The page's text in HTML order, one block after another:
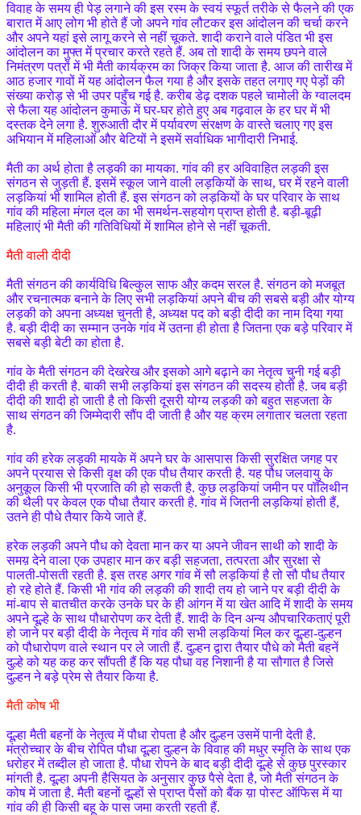
विवाह के समय ही पेड़ लगाने की इस रस्म के स्वयं स्फूर्त तरीके से फैलने की एक
बारात में आए लोग भी होते हैं जो अपने गांव लौटकर इस आंदोलन की चर्चा करने
और अपने यहां इसे लागू करने से नहीं चूकते. शादी कराने वाले पंडित भी इस
आंदोलन का मुफ्त में प्रचार करते रहते हैं. अब तो शादी के समय छपने वाले
निमंत्रण पत्रों में भी मैती कार्यक्रम का जिक्र किया जाता है. आज की तारीख में
आठ हजार गावों में यह आंदोलन फैल गया है और इसके तहत लगाए गए पेड़ों की
संख्या करोड़ से भी उपर पहुँच गई है. करीब डेढ़ दशक पहले चामोली के ग्वालदम
से फैला यह आंदोलन कुमाऊं में घर-घर होते हुए अब गढ़वाल के हर घर में भी
दस्तक देने लगा है. शुरुआती दौर में पर्यावरण संरक्षण के वास्ते चलाए गए इस
अभियान में महिलाओं और बेटियों ने इसमें सर्वाधिक भागीदारी निभाई.
मैती का अर्थ होता है लड़की का मायका. गांव की हर अविवाहित लड़की इस
संगठन से जुड़ती हैं. इसमें स्कूल जाने वाली लड़कियों के साथ, घर में रहने वाली
लड़कियां भी शामिल होती हैं. इस संगठन को लड़कियों के घर परिवार के साथ
गांव की महिला मंगल दल का भी समर्थन-सहयोग प्राप्त होती है. बड़ी-बूढ़ी
महिलाएं भी मैती की गतिविधियों में शामिल होने से नहीं चूकती.
मैती वाली दीदी
मैती संगठन की कार्यविधि बिल्कुल साफ औऱ कदम सरल है. संगठन को मजबूत
और रचनात्मक बनाने के लिए सभी लड़कियां अपने बीच की सबसे बड़ी और योग्य
लड़की को अपना अध्यक्ष चुनती है, अध्यक्ष पद को बड़ी दीदी का नाम दिया गया
है. बड़ी दीदी का सम्मान उनके गांव में उतना ही होता है जितना एक बड़े परिवार में
सबसे बड़ी बेटी का होता है.
गांव के मैती संगठन की देखरेख और इसको आगे बढ़ाने का नेतृत्व चुनी गई बड़ी
दीदी ही करती है. बाकी सभी लड़कियां इस संगठन की सदस्य होती है. जब बड़ी
दीदी की शादी हो जाती है तो किसी दूसरी योग्य लड़की को बहुत सहजता के
साथ संगठन की जिम्मेदारी सौंप दी जाती है और यह क्रम लगातार चलता रहता
है.
गांव की हरेक लड़की मायके में अपने घर के आसपास किसी सुरक्षित जगह पर
अपने प्रयास से किसी वृक्ष की एक पौध तैयार करती है. यह पौध जलवायु के
अनुकूल किसी भी प्रजाति की हो सकती है. कुछ लड़कियां जमीन पर पॉलिथीन
की थैली पर केवल एक पौधा तैयार करती है. गांव में जितनी लड़कियां होती हैं,
उतने ही पौधे तैयार किये जाते हैं.
हरेक लड़की अपने पौध को देवता मान कर या अपने जीवन साथी को शादी के
समय़ देने वाला एक उपहार मान कर बड़ी सहजता, तत्परता और सुरक्षा से
पालती-पोसती रहती है. इस तरह अगर गांव में सौ लड़कियां है तो सौ पौध तैयार
हो रहे होते हैं. किसी भी गांव की लड़की की शादी तय हो जाने पर बड़ी दीदी के
मां-बाप से बातचीत करके उनके घर के ही आंगन में या खेत आदि में शादी के समय
अपने दूल्हे के साथ पौधारोपण कर देती हैं. शादी के दिन अन्य औपचारिकताएं पूरी
हो जाने पर बड़ी दीदी के नेतृत्व में गांव की सभी लड़कियां मिल कर दूल्हा-दुल्हन
को पौधारोपण वाले स्थान पर ले जाती हैं. दुल्हन द्वारा तैयार पौधे को मैती बहनें
दुल्हे को यह कह कर सौंपती हैं कि यह पौधा वह निशानी है या सौगात है जिसे
दुल्हन ने बड़े प्रेम से तैयार किया है.
मैती कोष भी
दूल्हा मैती बहनों के नेतृत्व में पौधा रोपता है और दुल्हन उसमें पानी देती है.
मंत्रोच्चार के बीच रोपित पौधा दूल्हा दुल्हन के विवाह की मधुर स्मृति के साथ एक
धरोहर में तब्दील हो जाता है. पौधा रोपने के बाद बड़ी दीदी दूल्हे से कुछ पुरस्कार
मांगती है. दूल्हा अपनी हैसियत के अनुसार कुछ पैसे देता है, जो मैती संगठन के
कोष में जाता है. मैती बहनों दूल्हों से प्राप्त पैसों को बैंक य़ा पोस्ट ऑफिस में या
गांव की ही किसी बहू के पास जमा करती रहती हैं.